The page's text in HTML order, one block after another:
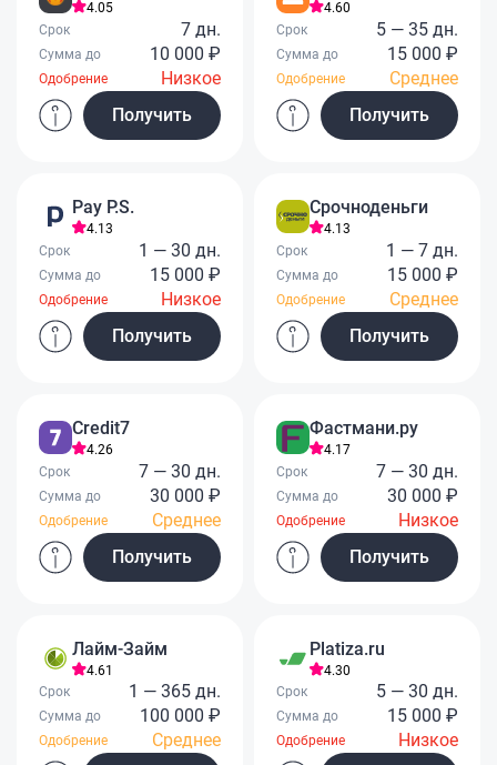
4.05
Срок
7 дн.
Сумма до 10 000 ₽
Одобрение
Низкое
Получить
4.60
Срок
5 — 35 дн.
Сумма до 15 000 ₽
Одобрение
Среднее
Получить
Pay P.S.
4.13
Срок
1 — 30 дн.
Сумма до 15 000 ₽
Одобрение
Низкое
Получить
Срочноденьги
4.13
Срок
1 — 7 дн.
Сумма до 15 000 ₽
Одобрение
Среднее
Получить
Credit7
4.26
Срок
7 — 30 дн.
Сумма до 30 000 ₽
Одобрение
Среднее
Получить
Фастмани.ру
4.17
Срок
7 — 30 дн.
Сумма до 30 000 ₽
Одобрение
Низкое
Получить
Лайм-Займ
4.61
Срок
1 — 365 дн.
Сумма до 100 000 ₽
Одобрение
Среднее
Platiza.ru
4.30
Срок
5 — 30 дн.
Сумма до 15 000 ₽
Одобрение
Низкое